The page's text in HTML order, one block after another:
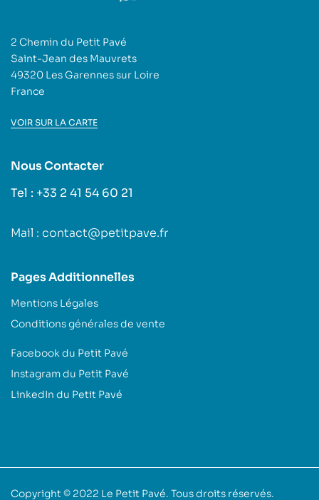
2 Chemin du Petit Pavé
Saint-Jean des Mauvrets
49320 Les Garennes sur Loire
France
VOIR SUR LA CARTE
Nous Contacter
Tel : +33 2 41 54 60 21
Mail : contact@petitpave.fr
Pages Additionnelles
Mentions Légales
Conditions générales de vente
Facebook du Petit Pavé
Instagram du Petit Pavé
LinkedIn du Petit Pavé
Copyright © 2022 Le Petit Pavé. Tous droits réservés.